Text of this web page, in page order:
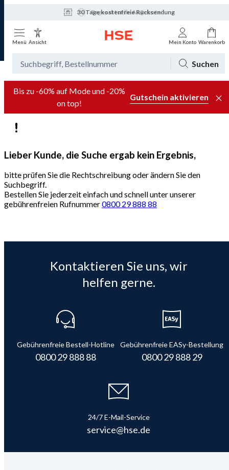
30 Tage kostenfreie Rücksendung
Tagesaktuelle Angebote
Menü Ansicht Mein Konto Warenkorb
Suchen
Bis zu -60% auf Mode und -20%
on top!
Gutschein aktivieren
Lieber Kunde, die Suche ergab kein Ergebnis,
bitte prüfen Sie die Rechtschreibung oder ändern Sie den
Suchbegriff.
Bestellen Sie jederzeit einfach und schnell unter unserer
gebührenfreien Rufnummer0800 29 888 88
Kontaktieren Sie uns, wir
helfen gerne.
Gebührenfreie Bestell-Hotline
0800 29 888 88
Gebührenfreie EASy-Bestellung
0800 29 888 29
24/7 E-Mail-Service
service@hse.de